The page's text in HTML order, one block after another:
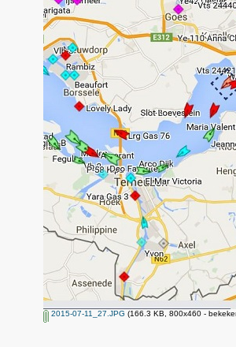
2015-07-11_27.JPG (166.3 KB, 800x460 -